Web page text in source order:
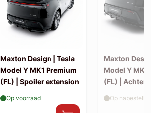
Maxton Design | Tesla
Model Y MK1 Premium
(FL) | Spoiler extension
Op voorraad
Maxton
Model Y MK1
(FL) | Achter
Op